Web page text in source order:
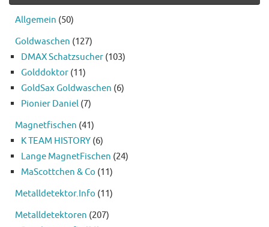
Allgemein (50)
Goldwaschen (127)
DMAX Schatzsucher (103)
Golddoktor (11)
GoldSax Goldwaschen (6)
Pionier Daniel (7)
Magnetfischen (41)
K TEAM HISTORY (6)
Lange MagnetFischen (24)
MaScottchen & Co (11)
Metalldetektor.Info (11)
Metalldetektoren (207)